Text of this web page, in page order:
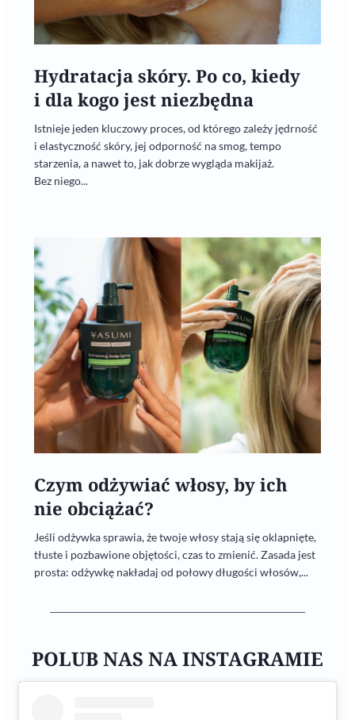
Hydratacja skóry. Po co, kiedy
i dla kogo jest niezbędna
Istnieje jeden kluczowy proces, od którego zależy jędrność
i elastyczność skóry, jej odporność na smog, tempo
starzenia, a nawet to, jak dobrze wygląda makijaż.
Bez niego...
Czym odżywiać włosy, by ich
nie obciążać?
Jeśli odżywka sprawia, że twoje włosy stają się oklapnięte,
tłuste i pozbawione objętości, czas to zmienić. Zasada jest
prosta: odżywkę nakładaj od połowy długości włosów,...
POLUB NAS NA INSTAGRAMIE